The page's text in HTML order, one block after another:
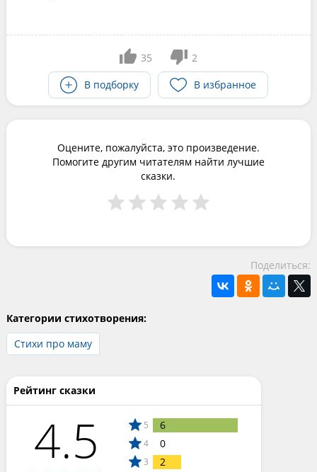
35
2
В подборку
В избранное
Оцените, пожалуйста, это произведение.
Помогите другим читателям найти лучшие
сказки.
Поделиться:
Категории стихотворения:
Стихи про маму
Рейтинг сказки
4.5 5 6
4 0
3 2